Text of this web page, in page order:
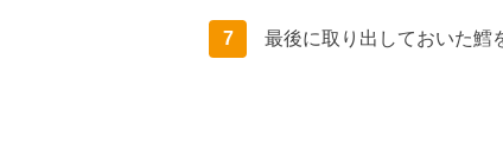
7 最後に取り出しておいた鱈